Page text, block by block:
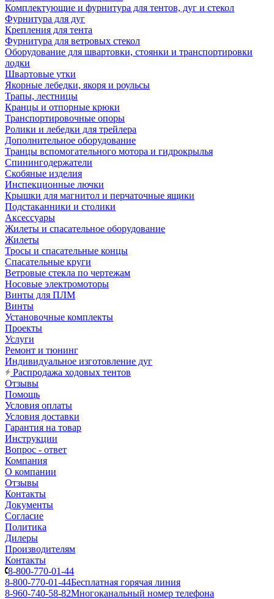
Комплектующие и фурнитура для тентов, дуг и стекол
Фурнитура для дуг
Крепления для тента
Фурнитура для ветровых стекол
Оборудование для швартовки, стоянки и транспортировки
лодки
Швартовые утки
Якорные лебедки, якоря и роульсы
Трапы, лестницы
Кранцы и отпорные крюки
Транспортировочные опоры
Ролики и лебедки для трейлера
Дополнительное оборудование
Транцы вспомогательного мотора и гидрокрылья
Спинингодержатели
Скобяные изделия
Инспекционные лючки
Крышки для магнитол и перчаточные ящики
Подстаканники и столики
Аксессуары
Жилеты и спасательное оборудование
Жилеты
Тросы и спасательные концы
Спасательные круги
Ветровые стекла по чертежам
Носовые электромоторы
Винты для ПЛМ
Винты
Установочные комплекты
Проекты
Услуги
Ремонт и тюнинг
Индивидуальное изготовление дуг
Распродажа ходовых тентов
Отзывы
Помощь
Условия оплаты
Условия доставки
Гарантия на товар
Инструкции
Вопрос - ответ
Компания
О компании
Отзывы
Контакты
Документы
Согласие
Политика
Дилеры
Производителям
Контакты
8-800-770-01-44
8-800-770-01-44Бесплатная горячая линия
8-960-740-58-82Многоканальный номер телефона